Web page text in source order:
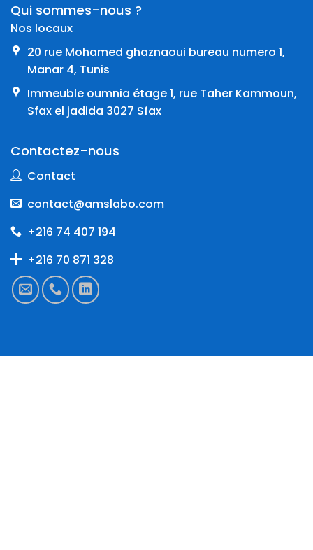
Qui sommes-nous ?
Nos locaux
20 rue Mohamed ghaznaoui bureau numero 1,
Manar 4, Tunis
Immeuble oumnia étage 1, rue Taher Kammoun,
Sfax el jadida 3027 Sfax
Contactez-nous
Contact
contact@amslabo.com
+216 74 407 194
+216 70 871 328